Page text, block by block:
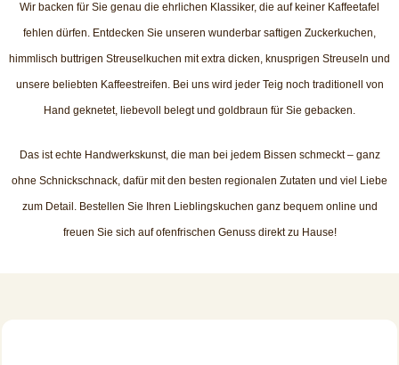
Wir backen für Sie genau die ehrlichen Klassiker, die auf keiner Kaffeetafel
fehlen dürfen. Entdecken Sie unseren wunderbar saftigen Zuckerkuchen,
himmlisch buttrigen Streuselkuchen mit extra dicken, knusprigen Streuseln und
unsere beliebten Kaffeestreifen. Bei uns wird jeder Teig noch traditionell von
Hand geknetet, liebevoll belegt und goldbraun für Sie gebacken.
Das ist echte Handwerkskunst, die man bei jedem Bissen schmeckt – ganz
ohne Schnickschnack, dafür mit den besten regionalen Zutaten und viel Liebe
zum Detail. Bestellen Sie Ihren Lieblingskuchen ganz bequem online und
freuen Sie sich auf ofenfrischen Genuss direkt zu Hause!